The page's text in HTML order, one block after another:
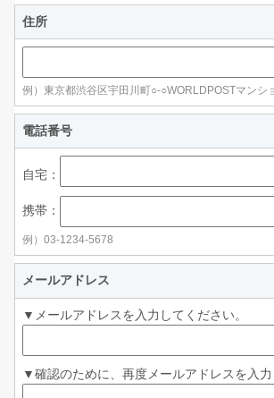
住所
例）東京都渋谷区宇田川町○-○WORLDPOSTマンシ
電話番号
自宅：
携帯：
例）03-1234-5678
メールアドレス
▼メールアドレスを入力してください。
▼確認のために、再度メールアドレスを入